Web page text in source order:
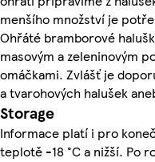
menšího množství je
Ohřáté bramborové
masovým a zeleninovým
omáčkami. Zvlášť je
a tvarohových halušek
Storage
Informace platí i pro
teplotě -18 °C a nižší. Po